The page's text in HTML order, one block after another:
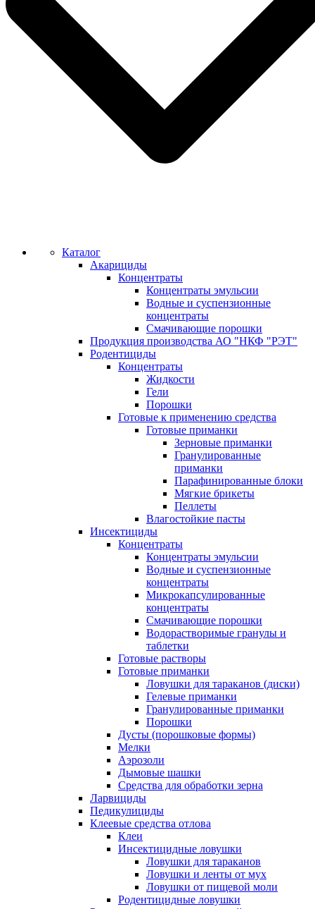
Каталог
Акарициды
Концентраты
Концентраты эмульсии
Водные и суспензионные
концентраты
Смачивающие порошки
Продукция производства АО "НКФ "РЭТ"
Родентициды
Концентраты
Жидкости
Гели
Порошки
Готовые к применению средства
Готовые приманки
Зерновые приманки
Гранулированные
приманки
Парафинированные блоки
Мягкие брикеты
Пеллеты
Влагостойкие пасты
Инсектициды
Концентраты
Концентраты эмульсии
Водные и суспензионные
концентраты
Микрокапсулированные
концентраты
Смачивающие порошки
Водорастворимые гранулы и
таблетки
Готовые растворы
Готовые приманки
Ловушки для тараканов (диски)
Гелевые приманки
Гранулированные приманки
Порошки
Дусты (порошковые формы)
Мелки
Аэрозоли
Дымовые шашки
Средства для обработки зерна
Ларвициды
Педикулициды
Клеевые средства отлова
Клеи
Инсектицидные ловушки
Ловушки для тараканов
Ловушки и ленты от мух
Ловушки от пищевой моли
Родентицидные ловушки